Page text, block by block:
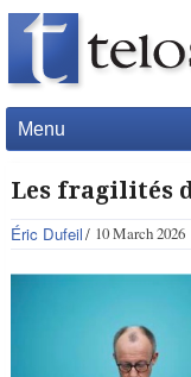
Menu
Les fragilités
Éric Dufeil 10 March 2026